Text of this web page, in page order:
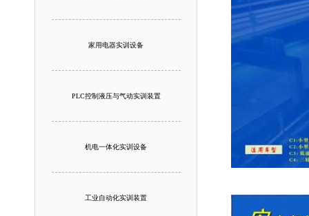
家用电器实训设备
PLC控制液压与气动实训装置
机电一体化实训设备
工业自动化实训装置